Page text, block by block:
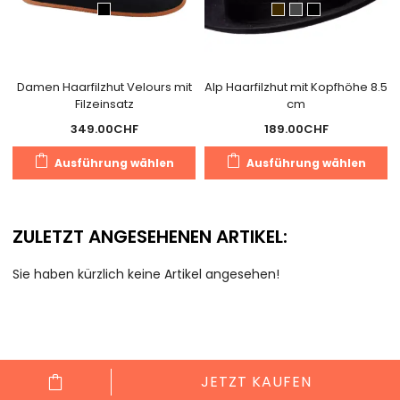
JETZT KAUFEN
werden
Damen Haarfilzhut Velours mit
Filzeinsatz
349.00CHF
Ausführung wählen
Dieses
Produkt
Varianten
Die
der
Produktseite
Alp Haarfilzhut mit Kopfhöhe 8.5
cm
189.00CHF
Ausführung wählen
ZULETZT ANGESEHENEN ARTIKEL:
Sie haben kürzlich keine Artikel angesehen!
Cookie Consent mit Real Cookie Banner